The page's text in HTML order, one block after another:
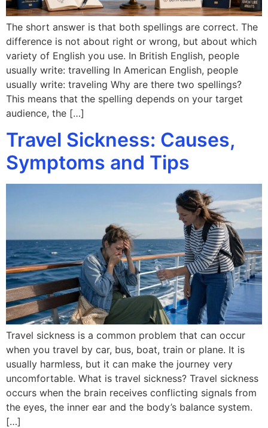
The short answer is that both spellings are correct. The
difference is not about right or wrong, but about which
variety of English you use. In British English, people
usually write: travelling In American English, people
usually write: traveling Why are there two spellings?
This means that the spelling depends on your target
audience, the […]
Travel Sickness: Causes,
Symptoms and Tips
Travel sickness is a common problem that can occur
when you travel by car, bus, boat, train or plane. It is
usually harmless, but it can make the journey very
uncomfortable. What is travel sickness? Travel sickness
occurs when the brain receives conflicting signals from
the eyes, the inner ear and the body’s balance system.
[…]